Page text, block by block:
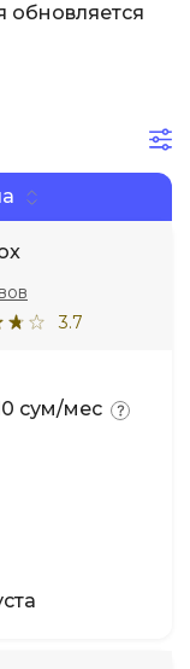
обновляется
3.7
сум/мес